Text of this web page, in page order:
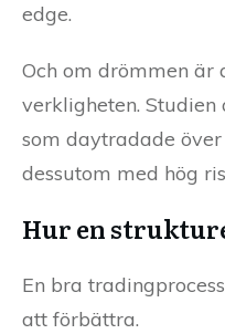
edge.
Och om drömmen
verkligheten. Studien
som daytradade
dessutom med hög
Hur en
En bra
att förbättra.